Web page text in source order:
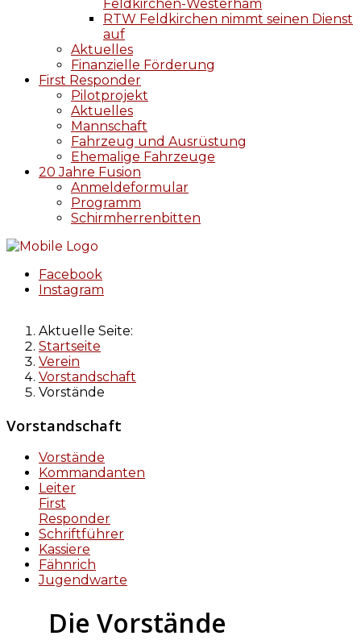
Feldkirchen-Westerham
RTW Feldkirchen nimmt seinen Dienst
auf
Aktuelles
Finanzielle Förderung
First Responder
Pilotprojekt
Aktuelles
Mannschaft
Fahrzeug und Ausrüstung
Ehemalige Fahrzeuge
20 Jahre Fusion
Anmeldeformular
Programm
Schirmherrenbitten
Facebook
Instagram
Aktuelle Seite:
Startseite
Verein
Vorstandschaft
Vorstände
Vorstandschaft
Vorstände
Kommandanten
Leiter
First
Responder
Schriftführer
Kassiere
Fähnrich
Jugendwarte
Die Vorstände